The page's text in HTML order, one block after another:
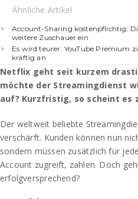
Ähnliche Artikel
Account-Sharing kostenpflichtig:
weitere Zuschauer ein
Es wird teurer: YouTube Premium
kräftig an
Netflix geht seit kurzem
möchte der Streamingdienst
auf? Kurzfristig, so scheint
Der weltweit beliebte
verschärft. Kunden können nun
sondern müssen zusätzlich für
Account zugreift, zahlen. Doch
erfolgversprechend?